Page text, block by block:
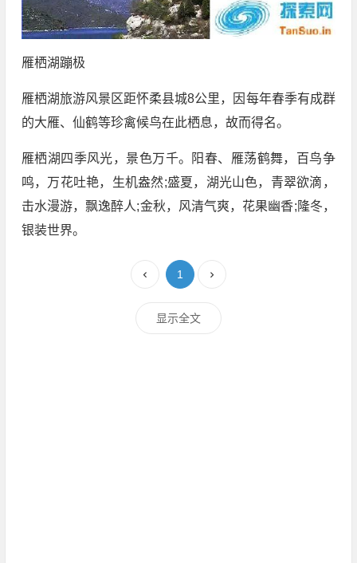
雁栖湖蹦极
雁栖湖旅游风景区距怀柔县城8公里，因每年春季有成群
的大雁、仙鹤等珍禽候鸟在此栖息，故而得名。
雁栖湖四季风光，景色万千。阳春、雁荡鹤舞，百鸟争
鸣，万花吐艳，生机盎然;盛夏，湖光山色，青翠欲滴，
击水漫游，飘逸醉人;金秋，风清气爽，花果幽香;隆冬，
银装世界。
1
显示全文